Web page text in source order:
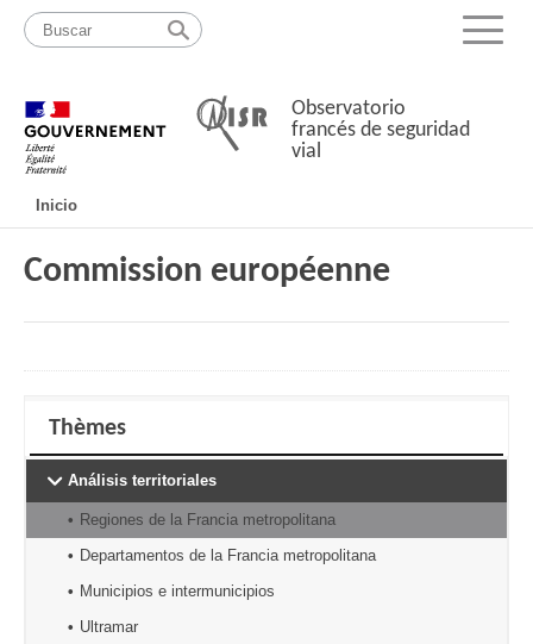
Pasar
contenido
Mapa
web
Menu
Observatorio
francés de seguridad
vial
principale
Inicio
Commission européenne
Thèmes
Análisis territoriales
Regiones de la Francia metropolitana
Departamentos de la Francia metropolitana
Municipios e intermunicipios
Ultramar